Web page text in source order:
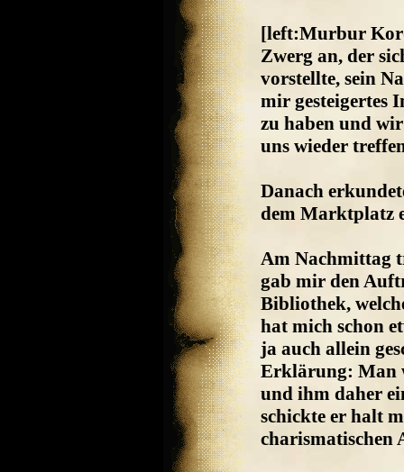
[left:Murbur
Zwerg an, der
vorstellte, sein
mir gesteigertes
zu haben und
uns wieder
Danach
dem Marktplatz
Am Nachmittag
gab mir den
Bibliothek,
hat mich schon
ja auch allein
Erklärung: Man
und ihm daher
schickte er halt
charismatischen